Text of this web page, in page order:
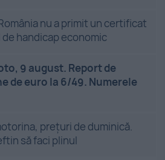
nu a primit un certificat
handicap economic
9 august. Report de
de euro la 6/49. Numerele
prețuri de duminică.
să faci plinul